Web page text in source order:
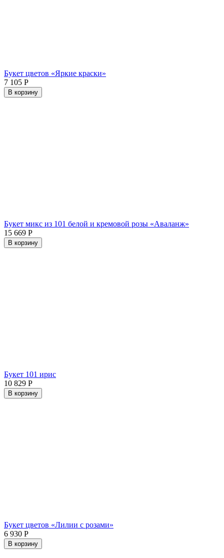
Букет цветов «Яркие краски»
7 105 Р
В корзину
Букет микс из 101 белой и кремовой розы «Аваланж»
15 669 Р
В корзину
Букет 101 ирис
10 829 Р
В корзину
Букет цветов «Лилии с розами»
6 930 Р
В корзину